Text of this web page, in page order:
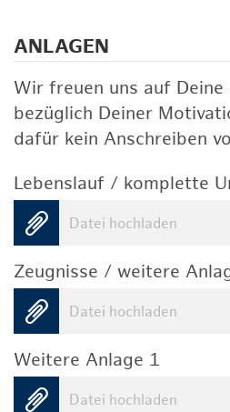
ANLAGEN
Wir freuen uns auf
bezüglich Deiner
dafür kein Anschreiben
Lebenslauf / komplette
Datei hochladen
Zeugnisse / weitere
Datei hochladen
Weitere Anlage 1
Datei hochladen